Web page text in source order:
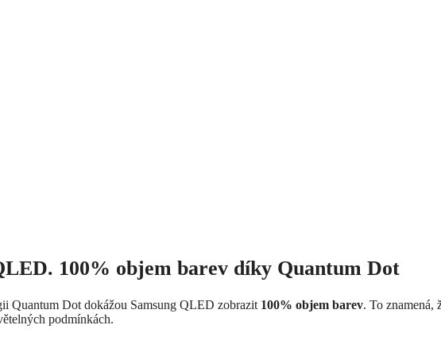
100% objem barev díky Quantum Dot
Quantum Dot dokážou Samsung QLED zobrazit 100% objem barev. To znamená,
podmínkách.